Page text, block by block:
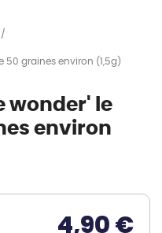
50 graines environ (1,5g)
wonder' le
environ
4,90 €